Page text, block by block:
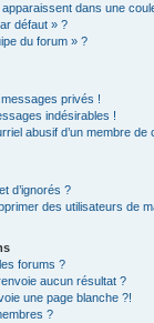
dans une
défaut » ?
du forum » ?
privés !
indésirables !
abusif d’un membre de
d’ignorés ?
des utilisateurs de
forums ?
aucun résultat ?
une page blanche ?!
?